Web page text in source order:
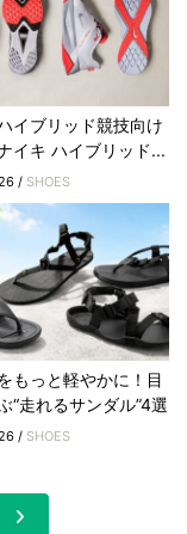
イブリッド競技向け
イキ ハイブリッド...
/ SHOES
もっと軽やかに！目
“走れるサンダル”4選
/ SHOES